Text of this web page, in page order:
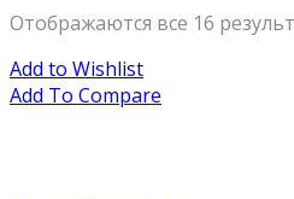
Отображаются все 16
Add to Wishlist
Add To Compare